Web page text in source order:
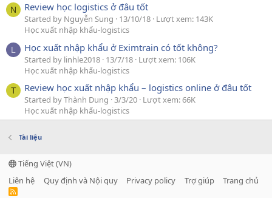
N Review học logistics ở đâu tốt
Started by Nguyễn Sung 13/10/18 Lượt xem: 143K
Học xuất nhập khẩu-logistics
L Học xuất nhập khẩu ở Eximtrain có tốt không?
Started by linhle2018 13/7/18 Lượt xem: 106K
Học xuất nhập khẩu-logistics
T Review học xuất nhập khẩu – logistics online ở đâu tốt
Started by Thành Dung 3/3/20 Lượt xem: 66K
Học xuất nhập khẩu-logistics
Tài liệu
Tiếng Việt (VN)
Liên hệ
Quy định và Nội quy Privacy policy Trợ giúp Trang chủ
R